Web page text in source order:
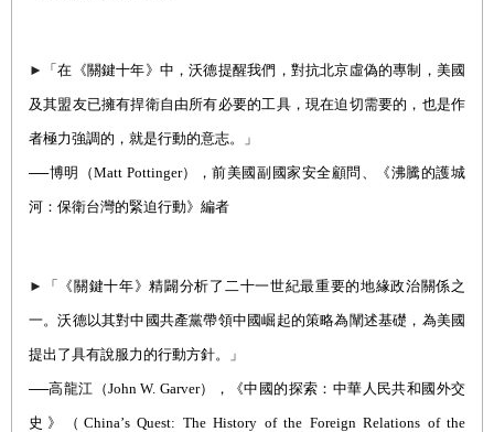
► 「在《關鍵十年》中，沃德提醒我們，對抗北京虛偽的專制，美國
及其盟友已擁有捍衛自由所有必要的工具，現在迫切需要的，也是作
者極力強調的，就是行動的意志。」
──博明 （Matt Pottinger），前美國副國家安全顧問、《沸騰的護城
河：保衛台灣的緊迫行動》編者
► 「《關鍵十年》精闢分析了二十一世紀最重要的地緣政治關係之
一。沃德以其對中國共產黨帶領中國崛起的策略為闡述基礎，為美國
提出了具有說服力的行動方針。」
──高龍江（John W. Garver），《中國的探索：中華人民共和國外交
史》（ China’s Quest: The History of the Foreign Relations of the